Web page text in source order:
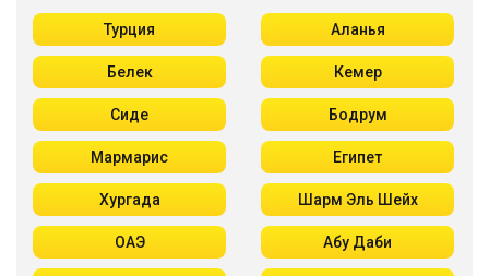
Турция Аланья
Белек Кемер
Сиде Бодрум
Мармарис Египет
Хургада Шарм Эль Шейх
ОАЭ Абу Даби